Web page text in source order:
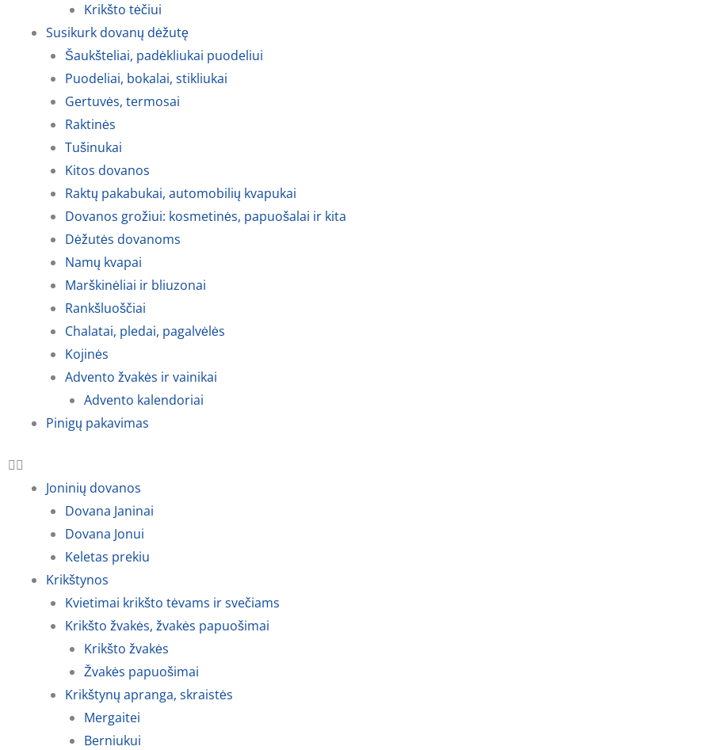
Krikšto tėčiui
Susikurk dovanų dėžutę
Šaukšteliai, padėkliukai puodeliui
Puodeliai, bokalai, stikliukai
Gertuvės, termosai
Raktinės
Tušinukai
Kitos dovanos
Raktų pakabukai, automobilių kvapukai
Dovanos grožiui: kosmetinės, papuošalai ir kita
Dėžutės dovanoms
Namų kvapai
Marškinėliai ir bliuzonai
Rankšluoščiai
Chalatai, pledai, pagalvėlės
Kojinės
Advento žvakės ir vainikai
Advento kalendoriai
Pinigų pakavimas
Joninių dovanos
Dovana Janinai
Dovana Jonui
Keletas prekiu
Krikštynos
Kvietimai krikšto tėvams ir svečiams
Krikšto žvakės, žvakės papuošimai
Krikšto žvakės
Žvakės papuošimai
Krikštynų apranga, skraistės
Mergaitei
Berniukui